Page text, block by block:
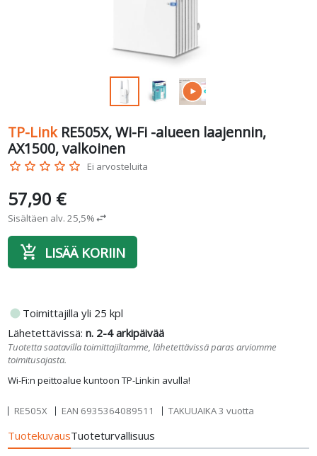
TP-Link RE505X, Wi-Fi -alueen laajennin,
AX1500, valkoinen
star_border star_border star_border star_border star_border Ei arvosteluita
Wi-Fi:n peittoalue kuntoon TP-Linkin avulla!
57,90 €
Sisältäen alv. 25,5%swap_horiz
add_shopping_cart LISÄÄ KORIIN
fiber_manual_record Toimittajilla yli 25 kpl
Lähetettävissä:n. 2-4 arkipäivää
Tuotetta saatavilla toimittajiltamme, lähetettävissä paras arviomme
toimitusajasta.
RE505X EAN 6935364089511 TAKUUAIKA 3 vuotta
TuotekuvausTuoteturvallisuus